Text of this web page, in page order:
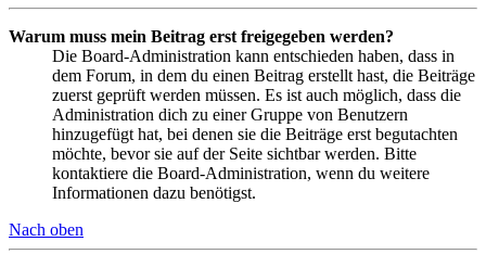
Warum muss mein Beitrag erst freigegeben werden?
Die Board-Administration kann entschieden haben, dass in
dem Forum, in dem du einen Beitrag erstellt hast, die Beiträge
zuerst geprüft werden müssen. Es ist auch möglich, dass die
Administration dich zu einer Gruppe von Benutzern
hinzugefügt hat, bei denen sie die Beiträge erst begutachten
möchte, bevor sie auf der Seite sichtbar werden. Bitte
kontaktiere die Board-Administration, wenn du weitere
Informationen dazu benötigst.
Nach oben